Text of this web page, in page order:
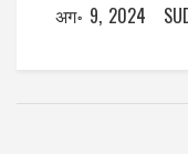
अग॰ 9, 2024